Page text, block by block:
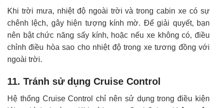
Khi trời mưa, nhiệt độ ngoài trời và trong cabin xe có sự
chênh lệch, gây hiện tượng kính mờ. Để giải quyết, bạn
nên bật chức năng sấy kính, hoặc nếu xe không có, điều
chỉnh điều hòa sao cho nhiệt độ trong xe tương đồng với
ngoài trời.
11. Tránh sử dụng Cruise Control
Hệ thống Cruise Control chỉ nên sử dụng trong điều kiện